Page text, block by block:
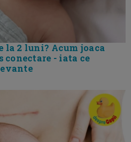
la 2 luni? Acum joaca
conectare - iata ce